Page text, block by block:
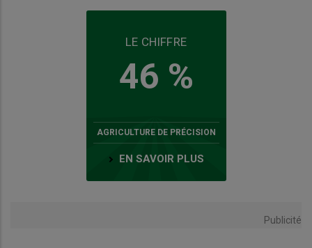
LE CHIFFRE
46 %
AGRICULTURE DE PRÉCISION
EN SAVOIR PLUS
Publicité